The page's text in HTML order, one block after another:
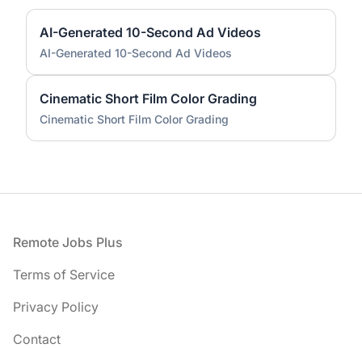
AI-Generated 10-Second Ad Videos
AI-Generated 10-Second Ad Videos
Cinematic Short Film Color Grading
Cinematic Short Film Color Grading
Footer
Remote Jobs Plus
Terms of Service
Privacy Policy
Contact